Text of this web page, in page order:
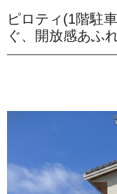
ピロティ(1階駐
ぐ、開放感あふ